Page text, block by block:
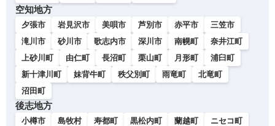
空知地方
夕張市 岩見沢市 美唄市 芦別市 赤平市
三笠市
滝川市
砂川市 歌志内市 深川市 南幌町
奈井江町
上砂川町
由仁町 長沼町 栗山町 月形町
浦臼町
新十津川町
妹背牛町 秩父別町 雨竜町
北竜町
沼田町
後志地方
小樽市 島牧村 寿都町 黒松内町 蘭越町
ニセコ町